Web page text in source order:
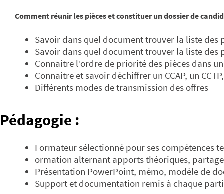
Comment réunir les pièces et constituer un dossier de
Savoir dans quel document trouver la liste
Savoir dans quel document trouver la liste des
Connaitre l’ordre de priorité des pièces dans
Connaitre et savoir déchiffrer un CCAP, un
Différents modes de transmission des offres
Pédagogie :
Formateur sélectionné pour ses compétences
ormation alternant apports théoriques,
Présentation PowerPoint, mémo, modèle de
Support et documentation remis à chaque